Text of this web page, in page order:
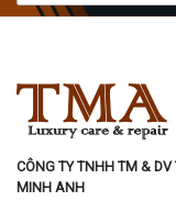
CÔNG TY TNHH TM & DV
MINH ANH